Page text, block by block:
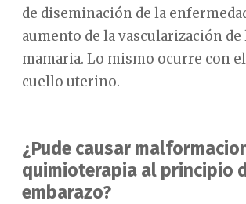
de diseminación de la
aumento de la vascularización
mamaria. Lo mismo ocurre con
cuello uterino.
¿Pude causar
quimioterapia al principio
embarazo?